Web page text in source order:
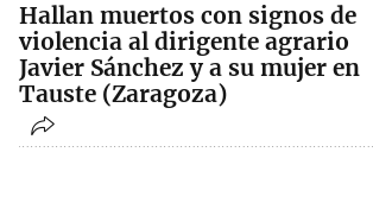
Hallan muertos con signos de
violencia al dirigente agrario
Javier Sánchez y a su mujer en
Tauste (Zaragoza)